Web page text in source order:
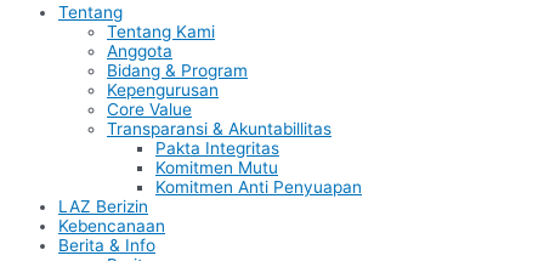
Tentang
Tentang Kami
Anggota
Bidang & Program
Kepengurusan
Core Value
Transparansi & Akuntabillitas
Pakta Integritas
Komitmen Mutu
Komitmen Anti Penyuapan
LAZ Berizin
Kebencanaan
Berita & Info